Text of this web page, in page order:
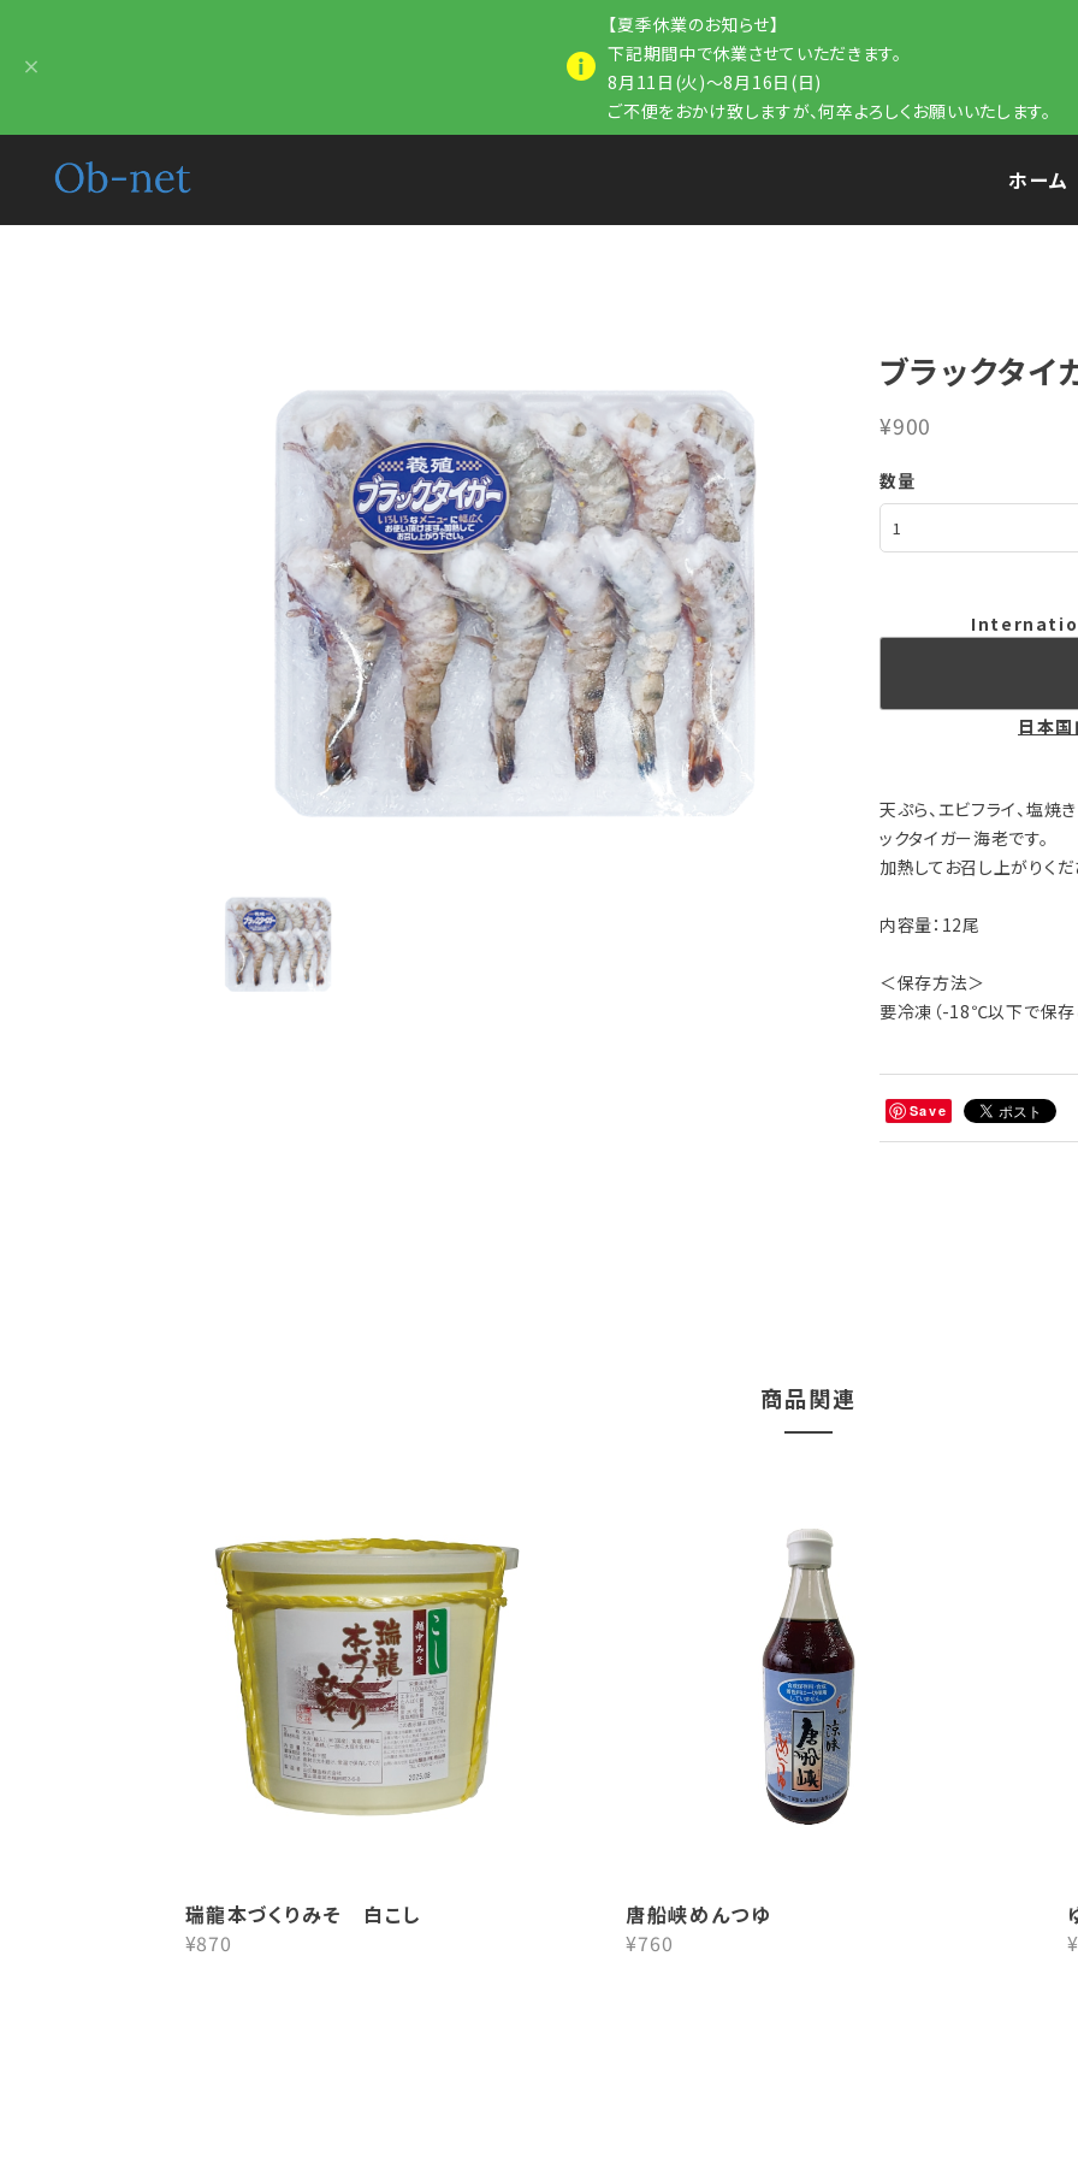
【夏季休業のお知らせ】
下記期間中で休業させていただきます。
8月11日(火)～8月16日(日)
ご不便をおかけ致しますが、何卒よろしくお願いいたします。
ホーム
ブラックタ
¥900
数量
日本
天ぷら、エビフライ、塩
ックタイガー海老です。
加熱してお召し上がりくだ
内容量：12尾
＜保存方法＞
要冷凍（-18℃以下で保存
Save
商品関連
瑞龍本づくりみそ 白こし
¥870
唐船峡めんつゆ
¥760